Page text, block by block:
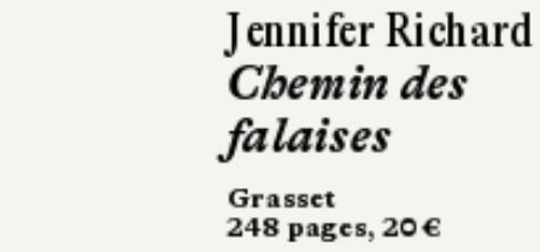
Lars Kepler
Le
Actes Sud